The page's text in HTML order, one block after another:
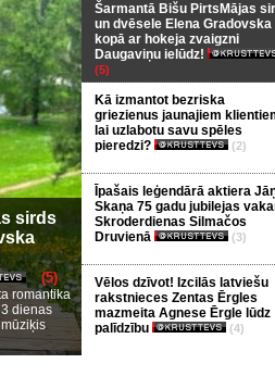
sirds
(5)
romantika
dienas
Šarmantā Bišu PirtsMājas
un dvēsele Elena Gradovska
kopā ar hokeja zvaigzni
Daugaviņu ielūdz!
(5)
Kā izmantot bezriska
griezienus jaunajiem
lai uzlabotu savu spēles
pieredzi?
(2)
Īpašais leģendārā aktiera
Skaņa 75 gadu jubilejas
Skroderdienas Silmačos
Druvienā
(3)
Vēlos dzīvot! Izcilās latviešu
rakstnieces Zentas Ērgles
mazmeita Agnese Ērgle lūdz
palīdzību
(4)